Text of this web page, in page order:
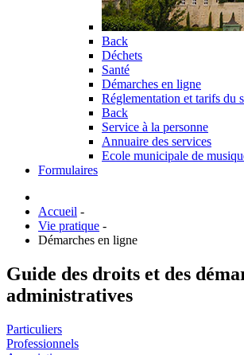
Back
Déchets
Santé
Démarches en ligne
Réglementation et tarifs du
Back
Service à la personne
Annuaire des services
Ecole municipale de
Formulaires
Accueil -
Vie pratique -
Démarches en ligne
Guide des droits et des
administratives
Particuliers
Professionnels